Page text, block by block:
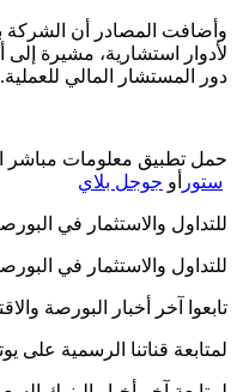
وأضافت المصادر أن الشركة
لأدوار استشارية، مشيرة
دور المستشار المالي للعملية.
حمل تطبيق معلومات مباشر
ستور أو جوجل بلاي
للتداول والاستثمار في
للتداول والاستثمار في
تابعوا آخر أخبار البورصة
لمتابعة قناتنا الرسمية على